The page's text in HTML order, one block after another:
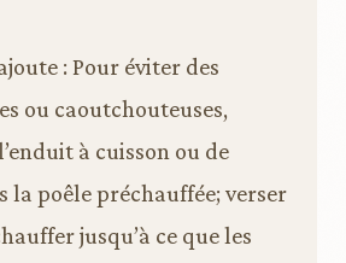
: Pour éviter des
ou caoutchouteuses,
à cuisson ou de
la poêle préchauffée; verser
jusqu’à ce que les